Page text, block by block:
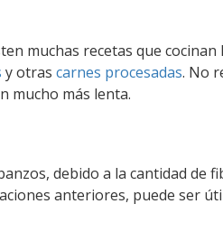
muchas recetas que cocinan
y otras carnes procesadas. No
mucho más lenta.
debido a la cantidad de
anteriores, puede ser